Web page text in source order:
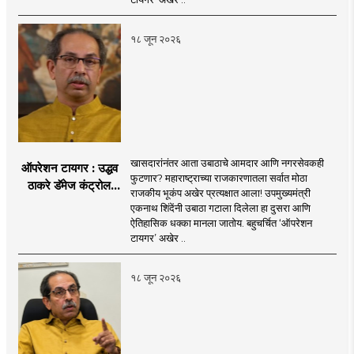
१८ जून २०२६
ऑपरेशन टायगर : उद्धव
ठाकरे डॅमेज कंट्रोल
शिंदेंकडे जाण्याच्या चर्चा
सुरू
खासदारांनंतर आता उबाठाचे आमदार आणि नगरसेवकही
फुटणार? महाराष्ट्राच्या राजकारणातला सर्वात मोठा
राजकीय भूकंप अखेर प्रत्यक्षात आला! उपमुख्यमंत्री
एकनाथ शिंदेंनी उबाठा गटाला दिलेला हा दुसरा आणि
ऐतिहासिक धक्का मानला जातोय. बहुचर्चित ‘ऑपरेशन
टायगर’ अखेर ..
१८ जून २०२६